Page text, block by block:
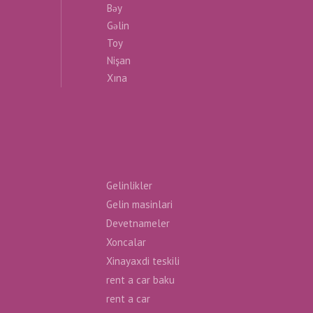
Bəy
Gəlin
Toy
Nişan
Xına
Gelinlikler
Gelin masinlari
Devetnameler
Xoncalar
Xinayaxdi teskili
rent a car baku
rent a car